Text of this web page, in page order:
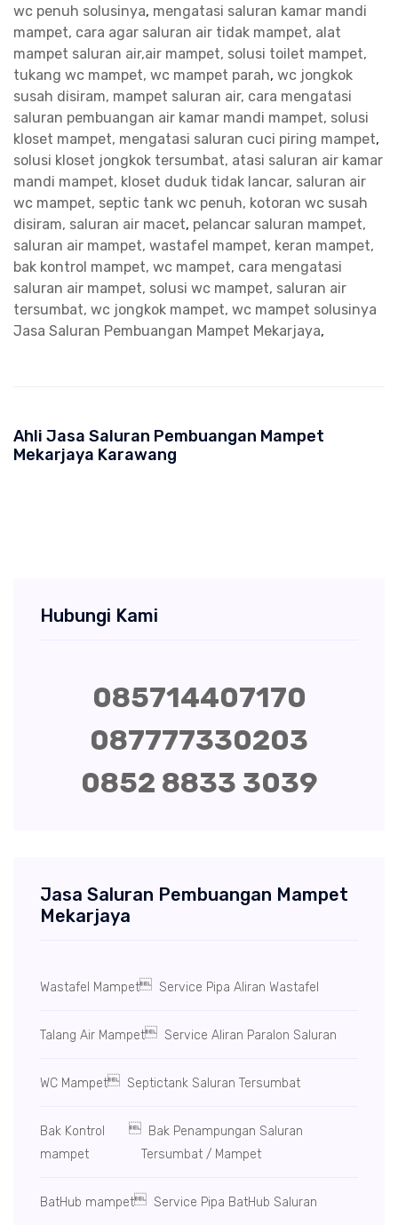
wc penuh solusinya, mengatasi saluran kamar mandi
mampet, cara agar saluran air tidak mampet, alat
mampet saluran air,air mampet, solusi toilet mampet,
tukang wc mampet, wc mampet parah, wc jongkok
susah disiram, mampet saluran air, cara mengatasi
saluran pembuangan air kamar mandi mampet, solusi
kloset mampet, mengatasi saluran cuci piring mampet,
solusi kloset jongkok tersumbat, atasi saluran air kamar
mandi mampet, kloset duduk tidak lancar, saluran air
wc mampet, septic tank wc penuh, kotoran wc susah
disiram, saluran air macet, pelancar saluran mampet,
saluran air mampet, wastafel mampet, keran mampet,
bak kontrol mampet, wc mampet, cara mengatasi
saluran air mampet, solusi wc mampet, saluran air
tersumbat, wc jongkok mampet, wc mampet solusinya
Jasa Saluran Pembuangan Mampet Mekarjaya,
Ahli Jasa Saluran Pembuangan Mampet
Mekarjaya Karawang
Hubungi Kami
085714407170
087777330203
0852 8833 3039
Jasa Saluran Pembuangan Mampet
Mekarjaya
Wastafel Mampet Service Pipa Aliran Wastafel
Talang Air Mampet Service Aliran Paralon Saluran
WC Mampet Septictank Saluran Tersumbat
Bak Kontrol
mampet
 Bak Penampungan Saluran
Tersumbat / Mampet
BatHub mampet Service Pipa BatHub Saluran